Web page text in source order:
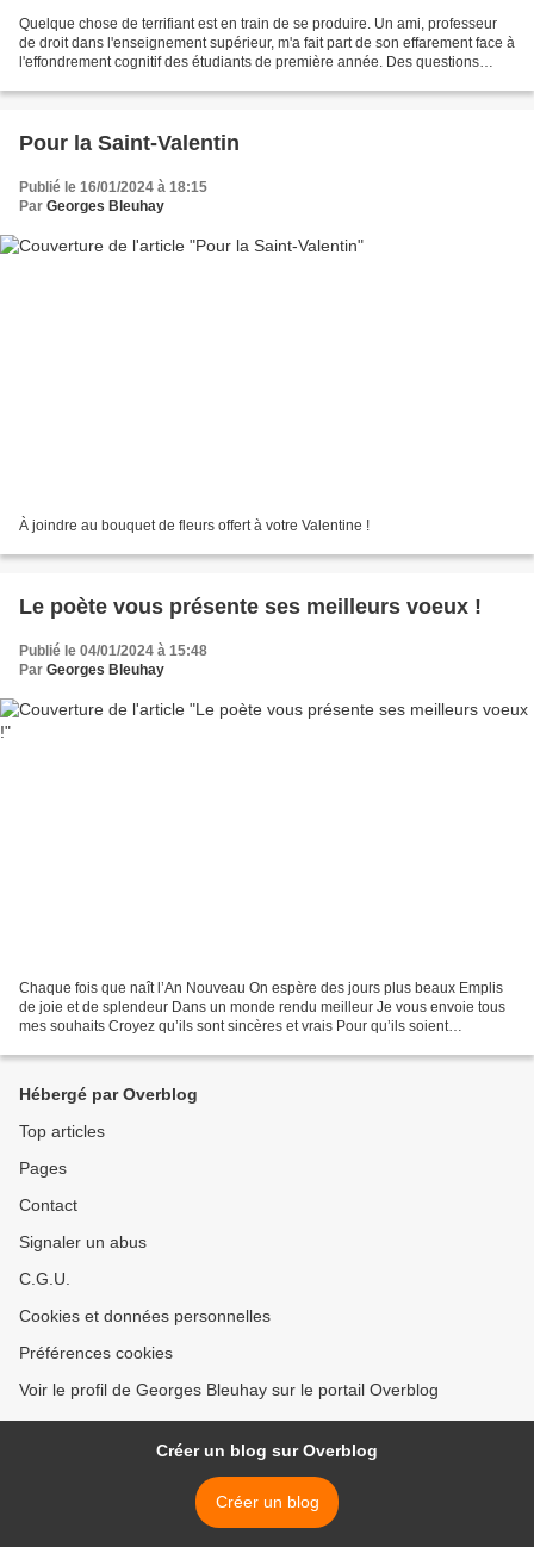
Quelque chose de terrifiant est en train de se produire. Un ami, professeur
de droit dans l'enseignement supérieur, m'a fait part de son effarement face à
l'effondrement cognitif des étudiants de première année. Des questions
Pour la Saint-Valentin
Publié le 16/01/2024 à 18:15
Par Georges Bleuhay
À joindre au bouquet de fleurs offert à votre Valentine !
Le poète vous présente ses meilleurs voeux !
Publié le 04/01/2024 à 15:48
Par Georges Bleuhay
Chaque fois que naît l’An Nouveau On espère des jours plus beaux Emplis
de joie et de splendeur Dans un monde rendu meilleur Je vous envoie tous
mes souhaits Croyez qu’ils sont sincères et vrais Pour qu’ils soient
Hébergé par Overblog
Top articles
Pages
Contact
Signaler un abus
C.G.U.
Cookies et données personnelles
Préférences cookies
Voir le profil de Georges Bleuhay sur le portail Overblog
Créer un blog sur Overblog
Créer un blog